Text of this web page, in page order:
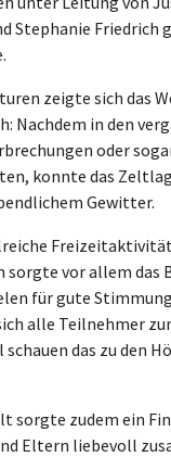
Stephanie Friedrich
zeigte sich das
Nachdem in den
oder
konnte das
Gewitter.
sorgte vor allem das
für gute
alle Teilnehmer
das zu den
sorgte zudem ein
Eltern liebevoll